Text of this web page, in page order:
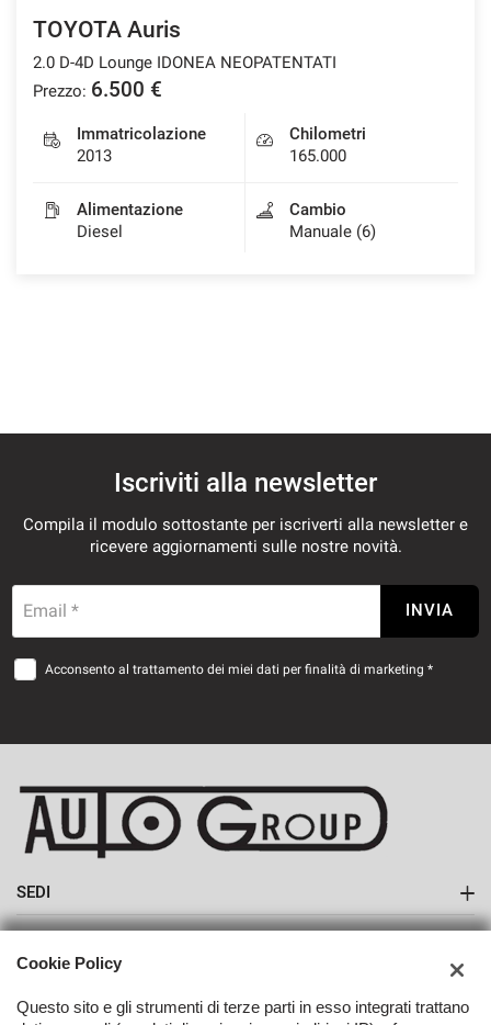
TOYOTA Auris
2.0 D-4D Lounge IDONEA NEOPATENTATI
Prezzo: 6.500 €
Immatricolazione
2013
Chilometri
165.000
Alimentazione
Diesel
Cambio
Manuale (6)
Iscriviti alla newsletter
Compila il modulo sottostante per iscriverti alla newsletter e
ricevere aggiornamenti sulle nostre novità.
Email * INVIA
Acconsento al trattamento dei miei dati per finalità di marketing *
SEDI
Sede di Monte San Savino
AZIENDA
Cookie Policy
Questo sito e gli strumenti di terze parti in esso integrati trattano